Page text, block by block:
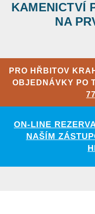
KAMENICTVÍ
NA
PRO HŘBITOV
OBJEDNÁVKY PO
ON-LINE
NAŠÍM